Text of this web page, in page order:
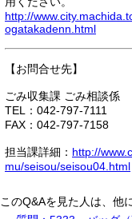
http://
ogatakadenn.html
【お問合せ先】
ごみ収集課 ごみ相談係
TEL：042-797-7111
FAX：042-797-7158
担当課詳細： http://
mu/seisou/seisou04.html
このQ&Aを見た人は、他